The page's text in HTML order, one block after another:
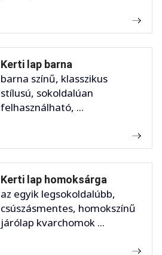
Kerti lap barna
barna színű, klasszikus
stílusú, sokoldalúan
felhasználható, ...
Kerti lap homoksárga
az egyik legsokoldalúbb,
csúszásmentes, homokszínű
járólap kvarchomok ...